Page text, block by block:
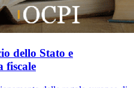
dello Stato e
fiscale